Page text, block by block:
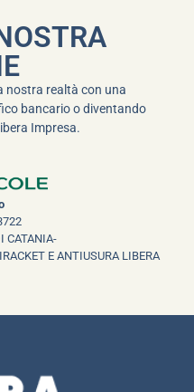
nostra realtà con una
bancario o diventando
Impresa.
CATANIA-
E ANTIUSURA LIBERA